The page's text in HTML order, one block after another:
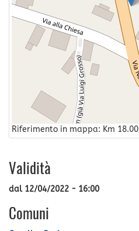
Riferimento in mappa: Km 18.00
Validità
dal 12/04/2022 - 16:00
Comuni